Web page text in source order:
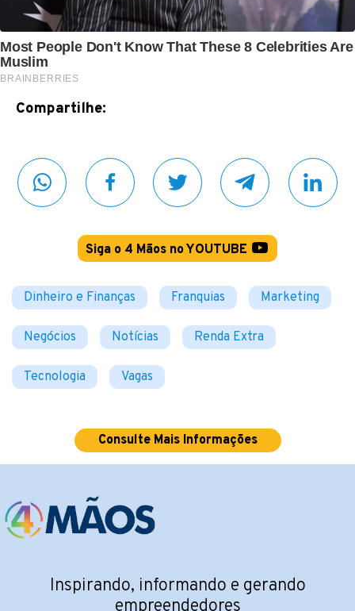
Compartilhe:
Siga o 4 Mãos no YOUTUBE
Dinheiro e Finanças Franquias Marketing
Negócios Notícias Renda Extra
Tecnologia Vagas
Consulte Mais Informações
Inspirando, informando e gerando
empreendedores